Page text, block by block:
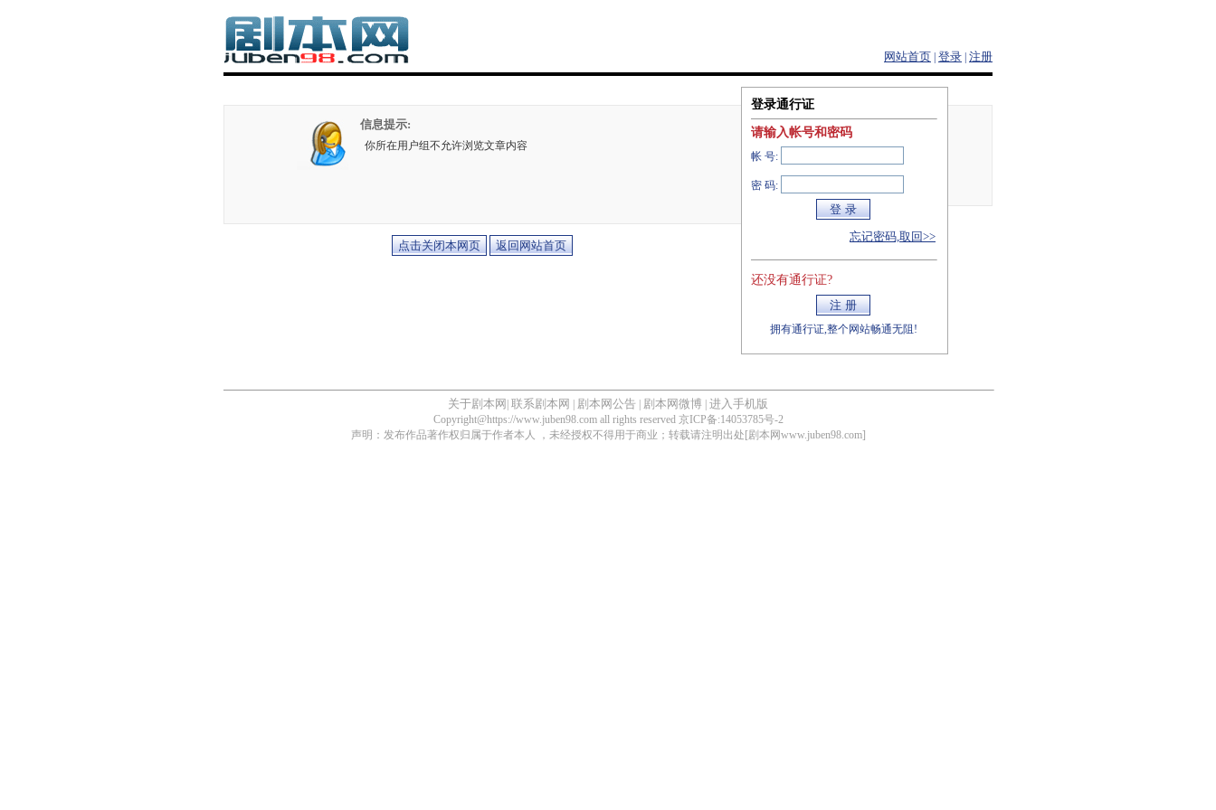
网站首页 登录 注册
信息提示:
你所在用户组不允许浏览文章内容
登录通行证
请输入帐号和密码
帐 号:
密 码:
忘记密码,取回>>
还没有通行证?
拥有通行证,整个网站畅通无阻!
关于剧本网 联系剧本网 剧本网公告 剧本网微博 进入手机版
Copyright@https://www.juben98.com all rights reserved 京ICP备:14053785号-2
声明：发布作品著作权归属于作者本人 ，未经授权不得用于商业；转载请注明出处[剧本网www.juben98.com]